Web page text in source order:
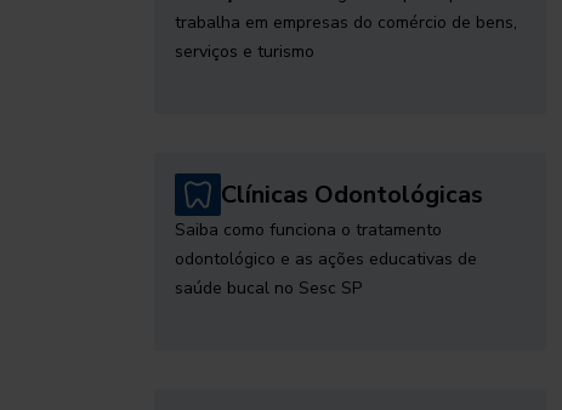
trabalha em empresas do comércio de bens,
serviços e turismo
Clínicas Odontológicas
Saiba como funciona o tratamento
odontológico e as ações educativas de
saúde bucal no Sesc SP